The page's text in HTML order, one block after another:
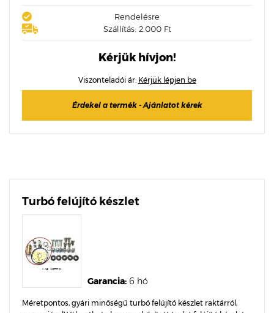
Rendelésre
Szállítás: 2.000 Ft
Kérjük hívjon!
Viszonteladói ár: Kérjük lépjen be
Érdekel a termék - Ajánlatot kérek
Turbó felújító készlet
Garancia: 6 hó
Méretpontos, gyári minőségű turbó felújító készlet raktárról,